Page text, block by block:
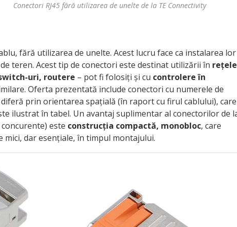
Conectori RJ45 fără utilizarea de unelte de la TE Connectivity
fără utilizarea de unelte. Acest lucru face ca instalarea lor
teren. Acest tip de conectori este destinat utilizării în rețele
uri, routere – pot fi folosiți și cu controlere în
Oferta prezentată include conectori cu numerele de
prin orientarea spațială (în raport cu firul cablului), care
ilustrat în tabel. Un avantaj suplimentar al conectorilor de
este construcția compactă, monobloc, care
dar esențiale, în timpul montajului.